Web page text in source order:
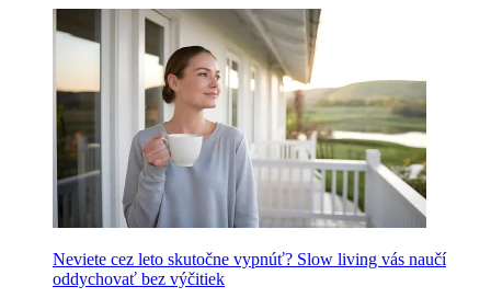
Neviete cez leto skutočne vypnúť? Slow living vás naučí
oddychovať bez výčitiek